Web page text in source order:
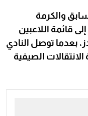
والكرمة
قائمة اللاعبين
بعدما توصل النادي
الصيفية